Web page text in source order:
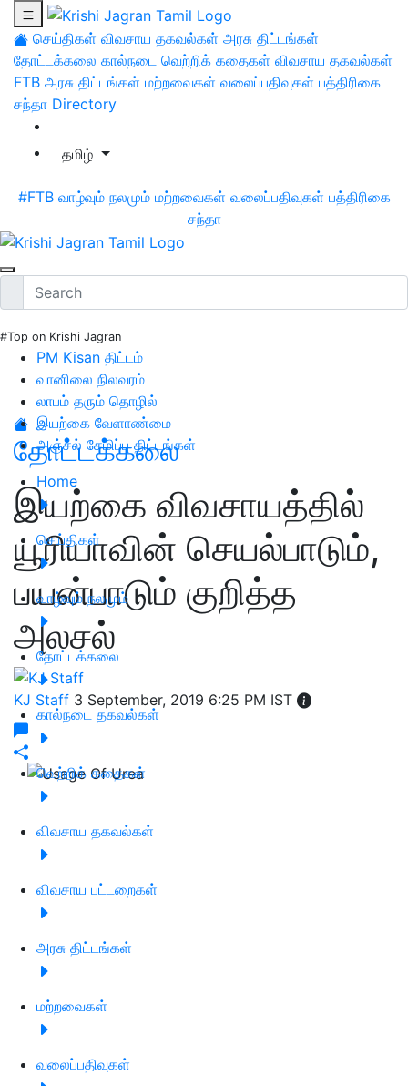
செய்திகள் விவசாய தகவல்கள் அரசு திட்டங்கள்
தோட்டக்கலை கால்நடை வெற்றிக் கதைகள் விவசாய தகவல்கள்
FTB அரசு திட்டங்கள் மற்றவைகள் வலைப்பதிவுகள் பத்திரிகை
சந்தா Directory
தமிழ்
#FTB வாழ்வும் நலமும் மற்றவைகள் வலைப்பதிவுகள் பத்திரிகை
சந்தா
#Top on Krishi Jagran
PM Kisan திட்டம்
வானிலை நிலவரம்
லாபம் தரும் தொழில்
இயற்கை வேளாண்மை
அஞ்சல் சேமிப்பு திட்டங்கள்
Home
செய்திகள்
வாழ்வும் நலமும்
தோட்டக்கலை
கால்நடை தகவல்கள்
வெற்றிக் கதைகள்
விவசாய தகவல்கள்
விவசாய பட்டறைகள்
அரசு திட்டங்கள்
மற்றவைகள்
வலைப்பதிவுகள்
தோட்டக்கலை
இயற்கை விவசாயத்தில்
யூரியாவின் செயல்பாடும்,
பயன்பாடும் குறித்த
அலசல்
KJ Staff 3 September, 2019 6:25 PM IST